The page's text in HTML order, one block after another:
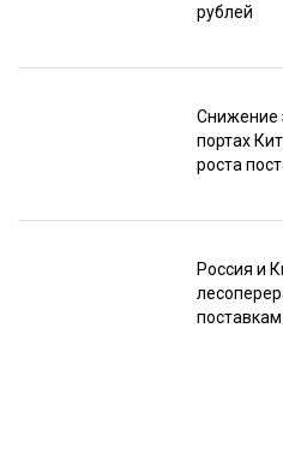
рублей
Снижение
портах
роста
Россия и